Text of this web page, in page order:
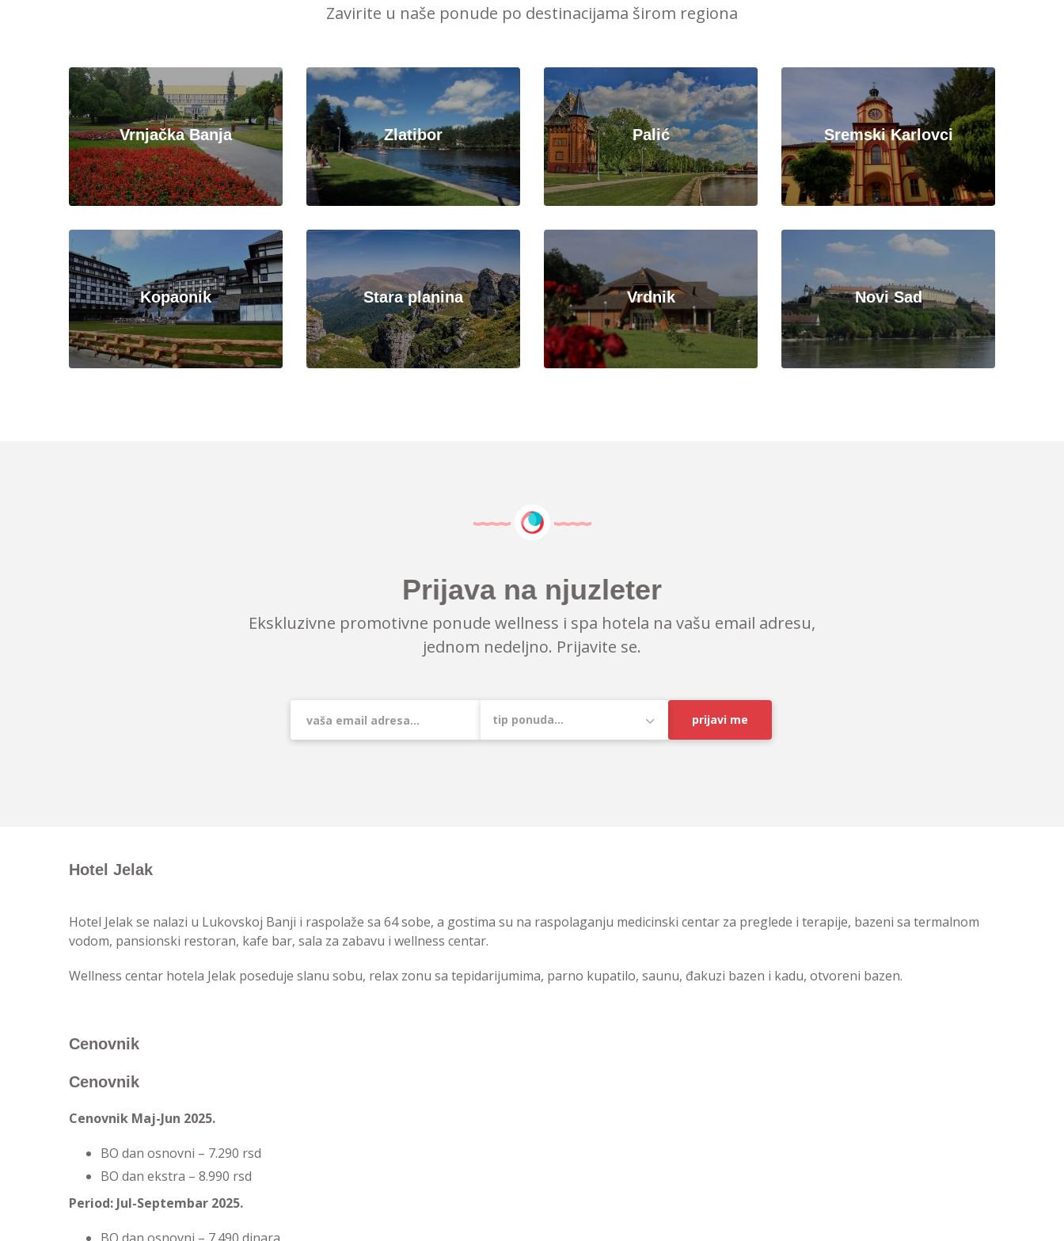
Zavirite u naše ponude po destinacijama širom regiona
Vrnjačka Banja Zlatibor Palić Sremski Karlovci
Kopaonik Stara planina Vrdnik Novi Sad
Prijava na njuzleter
Ekskluzivne promotivne ponude wellness i spa hotela na vašu email adresu,
jednom nedeljno. Prijavite se.
prijavi me
Hotel Jelak
Hotel Jelak se nalazi u Lukovskoj Banji i raspolaže sa 64 sobe, a gostima su na raspolaganju medicinski centar za preglede i terapije, bazeni sa termalnom
vodom, pansionski restoran, kafe bar, sala za zabavu i wellness centar.
Wellness centar hotela Jelak poseduje slanu sobu, relax zonu sa tepidarijumima, parno kupatilo, saunu, đakuzi bazen i kadu, otvoreni bazen.
Cenovnik
Cenovnik
Cenovnik Maj-Jun 2025.
BO dan osnovni – 7.290 rsd
BO dan ekstra – 8.990 rsd
Period: Jul-Septembar 2025.